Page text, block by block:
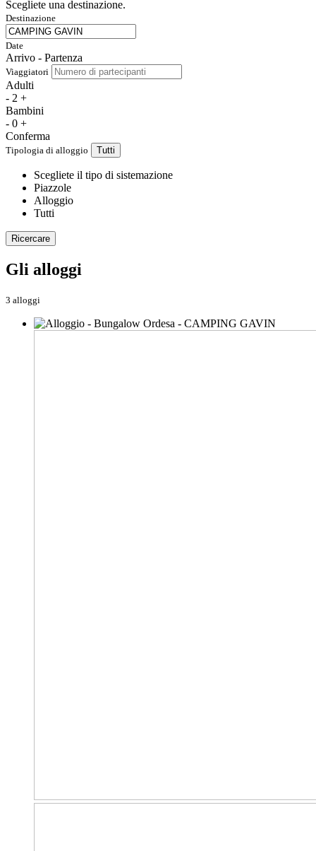
Scegliete una destinazione.
Destinazione
Date
Arrivo - Partenza
Viaggiatori
Adulti
- 2 +
Bambini
- 0 +
Conferma
Tipologia di alloggio Tutti
Scegliete il tipo di sistemazione
Piazzole
Alloggio
Tutti
Ricercare
Gli alloggi
3 alloggi